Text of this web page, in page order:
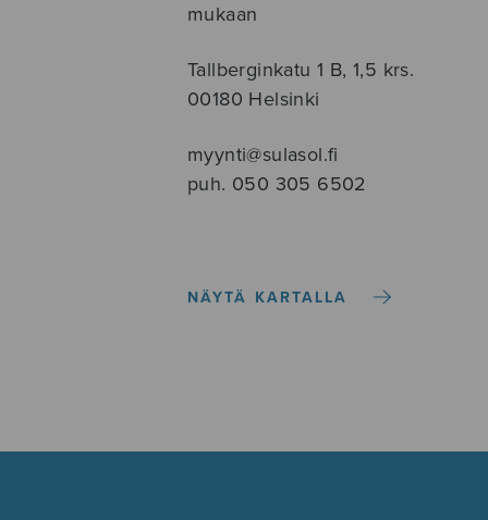
mukaan
Tallberginkatu 1 B, 1,5 krs.
00180 Helsinki
myynti@sulasol.fi
puh. 050 305 6502
NÄYTÄ KARTALLA